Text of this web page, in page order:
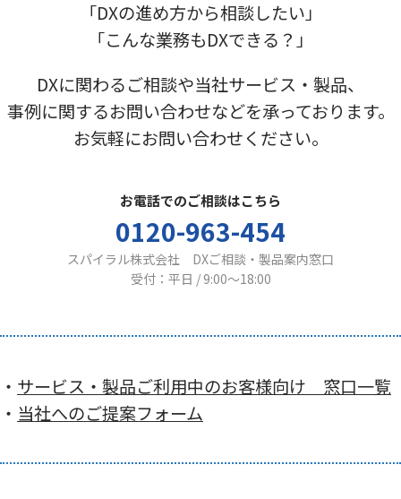
「DXの進め方から相談したい」
「こんな業務もDXできる？」
DXに関わるご相談や当社サービス・製品、
事例に関するお問い合わせなどを承っております。
お気軽にお問い合わせください。
お電話でのご相談はこちら
0120-963-454
スパイラル株式会社 DXご相談・製品案内窓口
受付：平日 / 9:00〜18:00
・ サービス・製品ご利用中のお客様向け 窓口一覧
・ 当社へのご提案フォーム